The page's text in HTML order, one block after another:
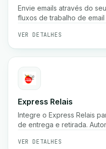
Envie emails através do
fluxos de trabalho de
VER DETALHES
Express Relais
Integre o Express Relais
de entrega e retirada.
VER DETALHES